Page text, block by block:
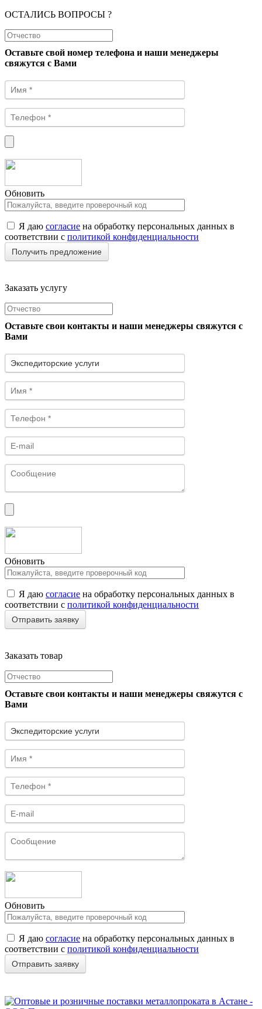
ОСТАЛИСЬ ВОПРОСЫ ?
Оставьте свой номер телефона и наши менеджеры
свяжутся с Вами
Обновить
Я даю согласие на обработку персональных данных в
соответствии с политикой конфиденциальности
Заказать услугу
Оставьте свои контакты и наши менеджеры свяжутся с
Вами
Обновить
Я даю согласие на обработку персональных данных в
соответствии с политикой конфиденциальности
Заказать товар
Оставьте свои контакты и наши менеджеры свяжутся с
Вами
Обновить
Я даю согласие на обработку персональных данных в
соответствии с политикой конфиденциальности